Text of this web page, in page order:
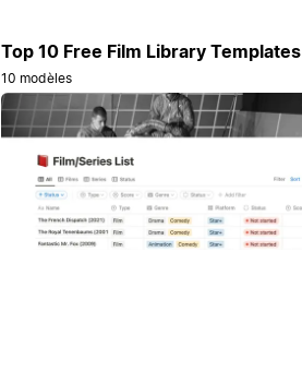
Top 10 Free Film Library Templates
10 modèles